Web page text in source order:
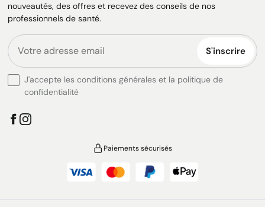
nouveautés, des offres et recevez des conseils de nos
professionnels de santé.
S'inscrire
J'accepte les conditions générales et la politique de
confidentialité
Paiements sécurisés